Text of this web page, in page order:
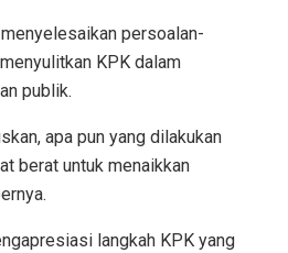
persoalan-
KPK dalam
publik.
apa pun yang dilakukan
berat untuk menaikkan
langkah KPK yang